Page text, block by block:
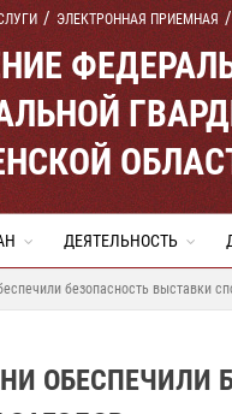
ЭЛЕКТРОННАЯ ПРИЕМНАЯ
ДЕЯТЕЛЬНОСТЬ
безопасность выставки
ОБЕСПЕЧИЛИ